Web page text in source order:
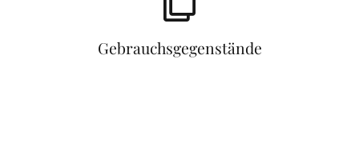
Gebrauchsgegenstände